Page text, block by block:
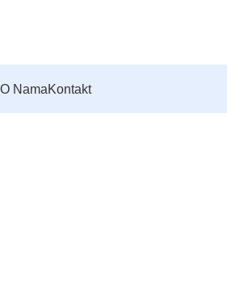
O NamaKontakt